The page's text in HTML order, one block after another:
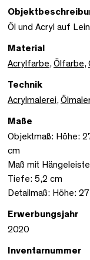
Öl und Acryl auf
Material
Acrylfarbe, Ölfarbe,
Technik
Acrylmalerei,
Maße
Objektmaß: Höhe:
cm
Maß mit
Tiefe: 5,2 cm
Detailmaß: Höhe:
Erwerbungsjahr
2020
Inventarnummer